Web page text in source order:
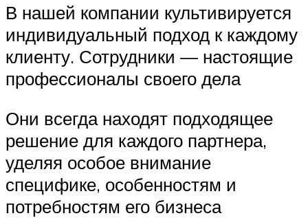
В нашей компании культивируется
индивидуальный подход к каждому
клиенту. Сотрудники — настоящие
профессионалы своего дела
Они всегда находят подходящее
решение для каждого партнера,
уделяя особое внимание
специфике, особенностям и
потребностям его бизнеса